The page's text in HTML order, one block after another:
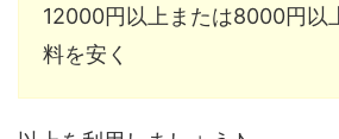
12000円以上または8000円以
料を安く